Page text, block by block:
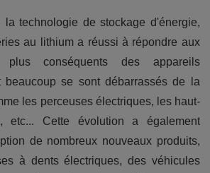
technologie de stockage d'énergie,
au lithium a réussi à répondre aux
plus conséquents des appareils
beaucoup se sont débarrassés de la
les perceuses électriques, les haut-
etc... Cette évolution a également
de nombreux nouveaux produits,
à dents électriques, des véhicules